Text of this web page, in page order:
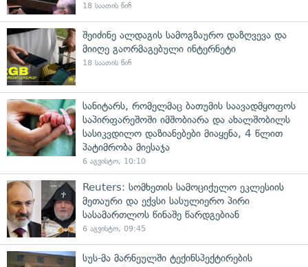
18 საათის წინ
შეიძინე ალდაგის სამოგზაურო დაზღვევა და
მიიღე გაორმაგებული ინტერნეტი
18 საათის წინ
სანიტარს, რომელმაც ბათუმის საავადმყოფოს
საპირფარეშოში იმშობიარა და ახალშობილს
სასიკვდილო დაზიანებები მიაყენა, 4 წლით
პატიმრობა მიესაჯა
6 აგვისტო, 10:10
Reuters: სომხეთის სამოციქულო ეკლესიის
მეთაური და ექვსი სასულიერო პირი
სასამართლოს წინაშე წარდგებიან
6 აგვისტო, 09:45
სუს-მა მარნეულში ტექინსპექტირების